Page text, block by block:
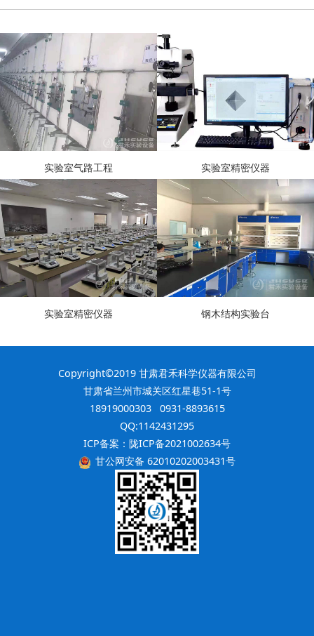
实验室气路工程 实验室精密仪器
实验室精密仪器 钢木结构实验台
Copyright©2019 甘肃君禾科学仪器有限公司
甘肃省兰州市城关区红星巷51-1号
18919000303 0931-8893615
QQ:1142431295
ICP备案： 陇ICP备2021002634号
甘公网安备 62010202003431号